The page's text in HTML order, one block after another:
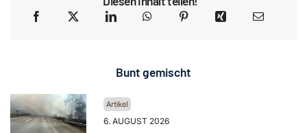
Bunt gemischt
6. AUGUST 2026